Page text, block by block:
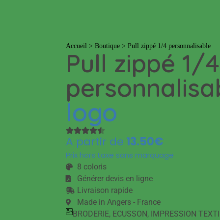
Accueil >Boutique >Pull zippé 1/4 personnalisable
Pull zippé 1/4
logo
A partir de 13.50€
Prix hors taxe sans marquage
8 coloris
Générer devis en ligne
Livraison rapide
Made in Angers - France
BRODERIE, ECUSSON, IMPRESSION